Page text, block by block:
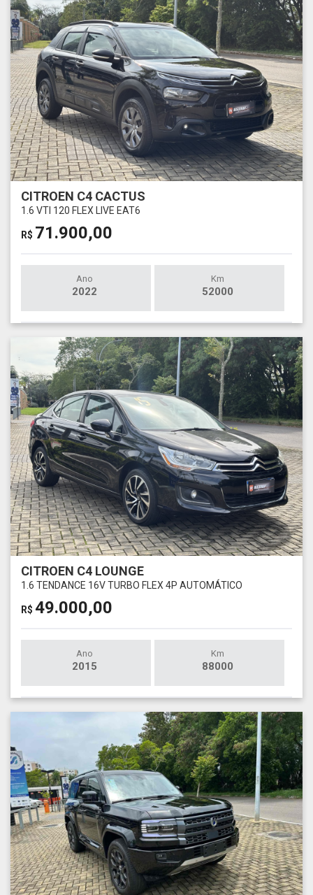
CITROEN C4 CACTUS
1.6 VTI 120 FLEX LIVE EAT6
R$ 71.900,00
Ano
2022
Km
52000
CITROEN C4 LOUNGE
1.6 TENDANCE 16V TURBO FLEX 4P AUTOMÁTICO
R$ 49.000,00
Ano
2015
Km
88000